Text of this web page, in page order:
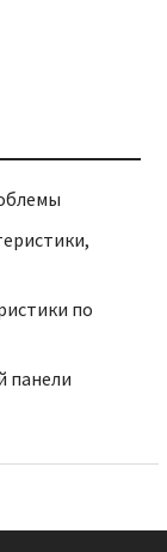
по
панели